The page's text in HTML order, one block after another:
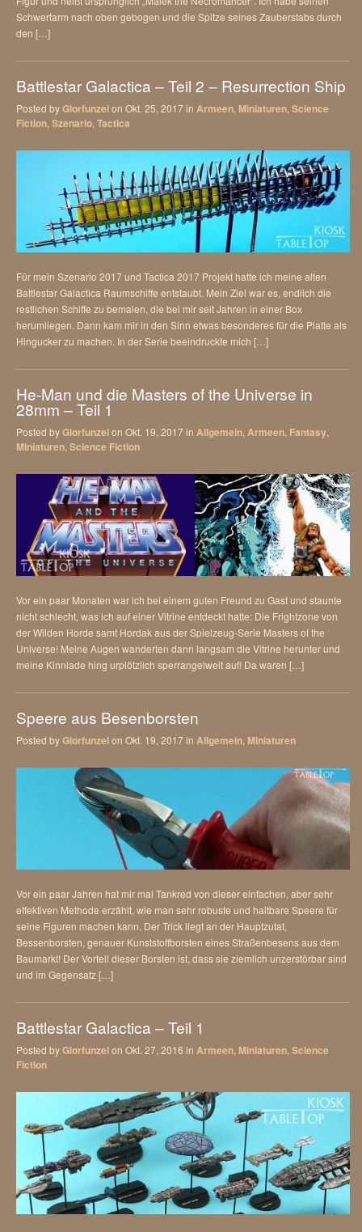
Schwertarm nach oben gebogen und die Spitze seines Zauberstabs durch
den […]
Battlestar Galactica – Teil 2 – Resurrection Ship
Posted byGlorfunzelon Okt. 25, 2017 in Armeen Miniaturen Science
Fiction Szenario Tactica
Für mein Szenario 2017 und Tactica 2017 Projekt hatte ich meine alten
Battlestar Galactica Raumschiffe entstaubt. Mein Ziel war es, endlich die
restlichen Schiffe zu bemalen, die bei mir seit Jahren in einer Box
herumliegen. Dann kam mir in den Sinn etwas besonderes für die Platte als
Hingucker zu machen. In der Serie beeindruckte mich […]
He-Man und die Masters of the Universe in
28mm – Teil 1
Posted byGlorfunzelon Okt. 19, 2017 in Allgemein Armeen Fantasy
Miniaturen Science Fiction
Vor ein paar Monaten war ich bei einem guten Freund zu Gast und staunte
nicht schlecht, was ich auf einer Vitrine entdeckt hatte: Die Frightzone von
der Wilden Horde samt Hordak aus der Spielzeug-Serie Masters of the
Universe! Meine Augen wanderten dann langsam die Vitrine herunter und
meine Kinnlade hing urplötzlich sperrangelweit auf! Da waren […]
Speere aus Besenborsten
Posted byGlorfunzelon Okt. 19, 2017 in Allgemein Miniaturen
Vor ein paar Jahren hat mir mal Tankred von dieser einfachen, aber sehr
effektiven Methode erzählt, wie man sehr robuste und haltbare Speere für
seine Figuren machen kann. Der Trick liegt an der Hauptzutat,
Bessenborsten, genauer Kunststoffborsten eines Straßenbesens aus dem
Baumarkt! Der Vorteil dieser Borsten ist, dass sie ziemlich unzerstörbar sind
und im Gegensatz […]
Battlestar Galactica – Teil 1
Posted byGlorfunzelon Okt. 27, 2016 in Armeen Miniaturen Science
Fiction